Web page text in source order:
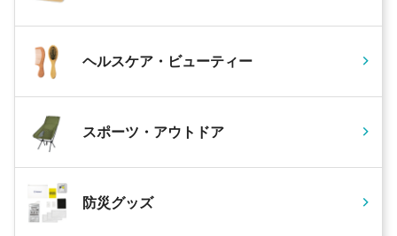
ヘルスケア・ビューティー
スポーツ・アウトドア
防災グッズ